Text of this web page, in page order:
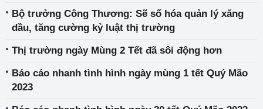
Bộ trưởng Công Thương: Sẽ số hóa quản lý xăng
dầu, tăng cường kỷ luật thị trường
Thị trường ngày Mùng 2 Tết đã sôi động hơn
Báo cáo nhanh tình hình ngày mùng 1 tết Quý Mão
2023